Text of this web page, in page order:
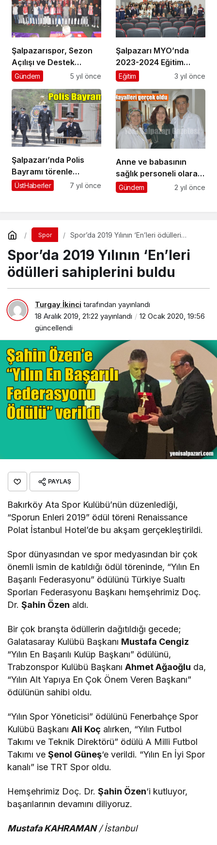
Şalpazarıspor, Sezon
Açılışı ve Destek
Gecesi’nde
Gündem 5 yıl önce
Şalpazarı MYO’nda
2023-2024 Eğitim
Öğretim Yılı tanışma
Eğitim 3 yıl önce
Şalpazarı’nda Polis
Bayramı törenle
kutlandı
ÜstHaberler 7 yıl önce
Anne ve babasının
sağlık personeli olarak
görev yaptığı
Gündem 2 yıl önce
Spor
Spor’da 2019 Yılının ‘En’leri ödülleri
Spor’da 2019 Yılının ‘En’leri
ödülleri sahiplerini buldu
Turgay İkinci tarafından yayınlandı
18 Aralık 2019, 21:22 yayınlandı
12 Ocak 2020, 19:56
güncellendi
PAYLAŞ
Bakırköy Ata Spor Kulübü’nün düzenlediği,
“Sporun Enleri 2019” ödül töreni Renaissance
Polat İstanbul Hotel’de bu akşam gerçekleştirildi.
Spor dünyasından ve spor medyasından bir çok
önemli ismin de katıldığı ödül töreninde, “Yılın En
Başarılı Federasyonu” ödülünü Türkiye Sualtı
Sporları Federasyonu Başkanı hemşehrimiz Doç.
Dr.Şahin Özen aldı.
Bir çok branşta ödüllerin dağıtıldığı gecede;
Galatasaray Kulübü Başkanı Mustafa Cengiz
“Yılın En Başarılı Kulüp Başkanı” ödülünü,
Trabzonspor Kulübü BaşkanıAhmet Ağaoğlu da,
“Yılın Alt Yapıya En Çok Önem Veren Başkanı”
ödülünün sahibi oldu.
“Yılın Spor Yöneticisi” ödülünü Fenerbahçe Spor
Kulübü BaşkanıAli Koç alırken, “Yılın Futbol
Takımı ve Teknik Direktörü” ödülü A Milli Futbol
Takımı veŞenol Güneş‘e verildi. “Yılın En İyi Spor
kanalı” ise TRT Spor oldu.
Hemşehrimiz Doç. Dr.Şahin Özen‘i kutluyor,
başarılarının devamını diliyoruz.
Mustafa KAHRAMAN/ İstanbul